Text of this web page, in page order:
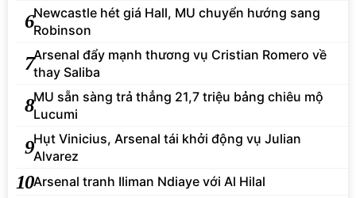
6Newcastle hét giá Hall, MU chuyển hướng sang
Robinson
7Arsenal đẩy mạnh thương vụ Cristian Romero về
thay Saliba
8MU sẵn sàng trả thẳng 21,7 triệu bảng chiêu mộ
Lucumi
9Hụt Vinicius, Arsenal tái khởi động vụ Julian
Alvarez
10Arsenal tranh Iliman Ndiaye với Al Hilal